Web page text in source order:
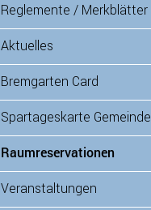
Reglemente / Merkblätter
Aktuelles
Bremgarten Card
Spartageskarte Gemeinde
Raumreservationen
Veranstaltungen